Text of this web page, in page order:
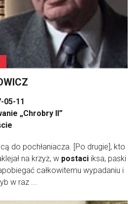
05-11
„Chrobry II”
do pochłaniacza. [Po drugie], kto
na krzyż, w postaci iksa, paski
całkowitemu wypadaniu i
w raz ...